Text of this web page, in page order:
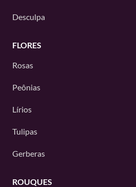
Desculpa
FLORES
Rosas
Peônias
Lírios
Tulipas
Gerberas
ROUQUES